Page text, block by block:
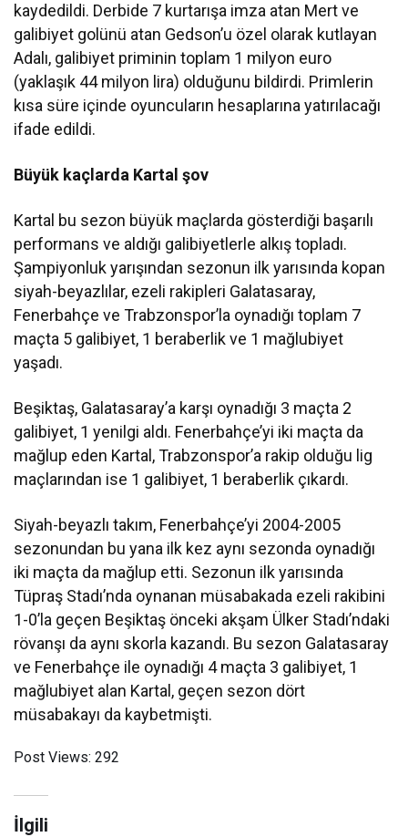
kaydedildi. Derbide 7 kurtarışa imza atan Mert ve
galibiyet golünü atan Gedson’u özel olarak kutlayan
Adalı, galibiyet priminin toplam 1 milyon euro
(yaklaşık 44 milyon lira) olduğunu bildirdi. Primlerin
kısa süre içinde oyuncuların hesaplarına yatırılacağı
ifade edildi.
Büyük kaçlarda Kartal şov
Kartal bu sezon büyük maçlarda gösterdiği başarılı
performans ve aldığı galibiyetlerle alkış topladı.
Şampiyonluk yarışından sezonun ilk yarısında kopan
siyah-beyazlılar, ezeli rakipleri Galatasaray,
Fenerbahçe ve Trabzonspor’la oynadığı toplam 7
maçta 5 galibiyet, 1 beraberlik ve 1 mağlubiyet
yaşadı.
Beşiktaş, Galatasaray’a karşı oynadığı 3 maçta 2
galibiyet, 1 yenilgi aldı. Fenerbahçe’yi iki maçta da
mağlup eden Kartal, Trabzonspor’a rakip olduğu lig
maçlarından ise 1 galibiyet, 1 beraberlik çıkardı.
Siyah-beyazlı takım, Fenerbahçe’yi 2004-2005
sezonundan bu yana ilk kez aynı sezonda oynadığı
iki maçta da mağlup etti. Sezonun ilk yarısında
Tüpraş Stadı’nda oynanan müsabakada ezeli rakibini
1-0’la geçen Beşiktaş önceki akşam Ülker Stadı’ndaki
rövanşı da aynı skorla kazandı. Bu sezon Galatasaray
ve Fenerbahçe ile oynadığı 4 maçta 3 galibiyet, 1
mağlubiyet alan Kartal, geçen sezon dört
müsabakayı da kaybetmişti.
Post Views: 292
İlgili